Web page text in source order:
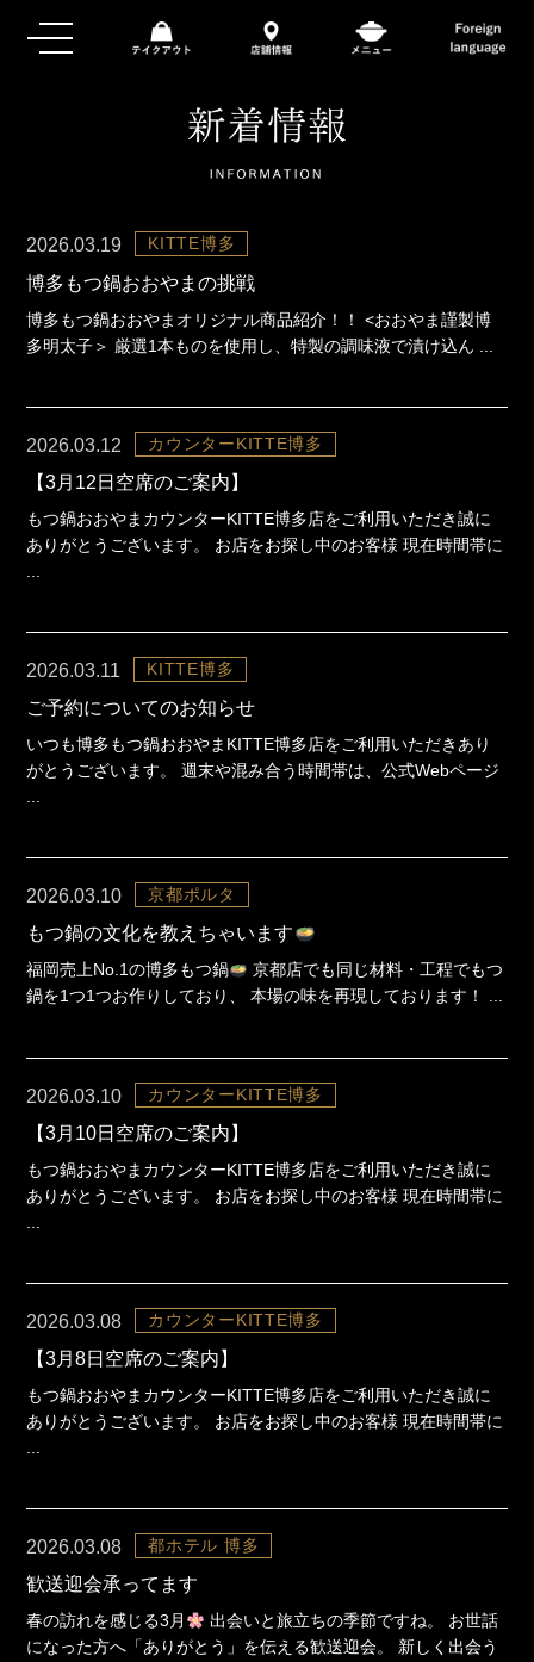
2026.03.19 KITTE博多
博多もつ鍋おおやまの挑戦
博多もつ鍋おおやまオリジナル商品紹介！！ <おおやま謹製博
多明太子＞ 厳選1本ものを使用し、特製の調味液で漬け込ん ...
2026.03.12 カウンターKITTE博多
【3月12日空席のご案内】
もつ鍋おおやまカウンターKITTE博多店をご利用いただき誠に
ありがとうございます。 お店をお探し中のお客様 現在時間帯に
2026.03.11 KITTE博多
ご予約についてのお知らせ
いつも博多もつ鍋おおやまKITTE博多店をご利用いただきあり
がとうございます。 週末や混み合う時間帯は、公式Webページ
2026.03.10 京都ポルタ
もつ鍋の文化を教えちゃいます
福岡売上No.1の博多もつ鍋
京都店でも同じ材料・工程でもつ
鍋を1つ1つお作りしており、 本場の味を再現しております！ ...
2026.03.10 カウンターKITTE博多
【3月10日空席のご案内】
もつ鍋おおやまカウンターKITTE博多店をご利用いただき誠に
ありがとうございます。 お店をお探し中のお客様 現在時間帯に
2026.03.08 カウンターKITTE博多
【3月8日空席のご案内】
もつ鍋おおやまカウンターKITTE博多店をご利用いただき誠に
ありがとうございます。 お店をお探し中のお客様 現在時間帯に
2026.03.08 都ホテル 博多
歓送迎会承ってます
春の訪れを感じる3月
出会いと旅立ちの季節ですね。 お世話
になった方へ「ありがとう」を伝える歓送迎会。 新しく出会う